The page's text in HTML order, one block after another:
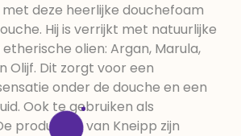
deze heerlijke douchefoam
Hij is verrijkt met natuurlijke
olien: Argan, Marula,
Olijf. Dit zorgt voor een
onder de douche en een
Ook te gebruiken als
producten van Kneipp zijn